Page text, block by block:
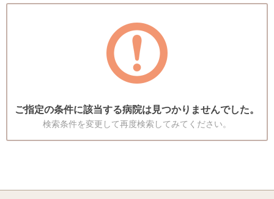
ご指定の条件に該当する病院は見つかりませんでした。
検索条件を変更して再度検索してみてください。